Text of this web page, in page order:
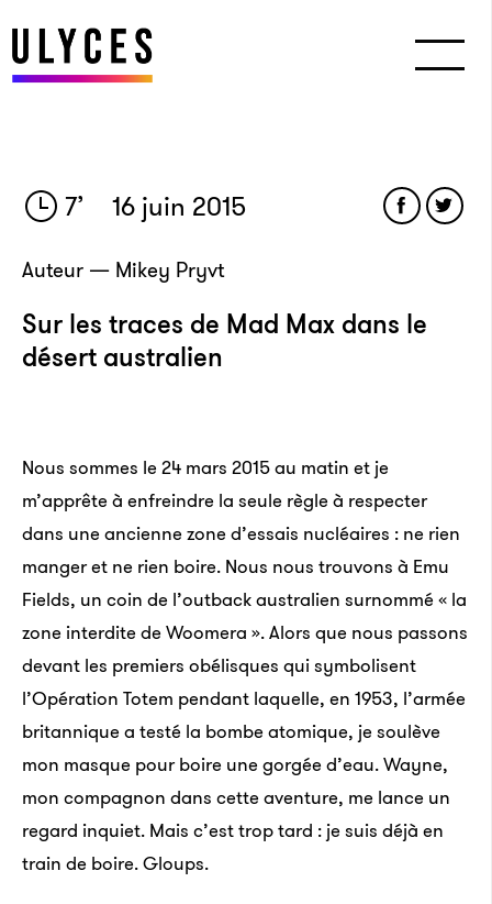
7’ 16 juin 2015
Auteur — Mikey Pryvt
Sur les traces de Mad Max dans le
désert australien
Nous sommes le 24 mars 2015 au matin et je
m’apprête à enfreindre la seule règle à respecter
dans une ancienne zone d’essais nucléaires : ne rien
manger et ne rien boire. Nous nous trouvons à Emu
Fields, un coin de l’outback australien surnommé « la
zone interdite de Woomera ». Alors que nous passons
devant les premiers obélisques qui symbolisent
l’Opération Totem pendant laquelle, en 1953, l’armée
britannique a testé la bombe atomique, je soulève
mon masque pour boire une gorgée d’eau. Wayne,
mon compagnon dans cette aventure, me lance un
regard inquiet. Mais c’est trop tard : je suis déjà en
train de boire. Gloups.